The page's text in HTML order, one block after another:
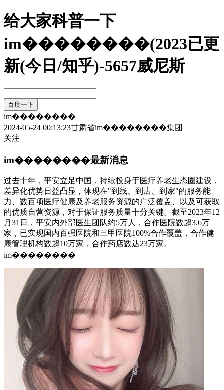
给大家科普一下
im��������(2023已更
新(今日/知乎)-5657威尼斯
im��������
2024-05-24 00:13:23甘肃省im��������集团
关注
im��������最新消息
过去十年，平安立足中国，持续投身于医疗养老生态圈建设，
差异化优势日益凸显，体现在"到线、到店、到家"的服务能
力、数百项医疗健康及养老服务资源的广泛覆盖、以及可获取
的优质自营资源，对于保证服务质量十分关键。截至2023年12
月31日，平安内外部医生团队约5万人，合作医院数超3.6万
家，已实现国内百强医院和三甲医院100%合作覆盖，合作健
康管理机构数超10万家，合作药店数达23万家。
im��������